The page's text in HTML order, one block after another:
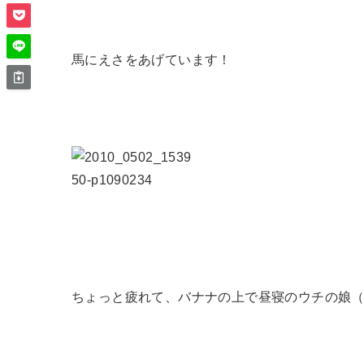
馬にえさをあげています！
ちょっと疲れて、バナナの上で昼寝のウチの娘